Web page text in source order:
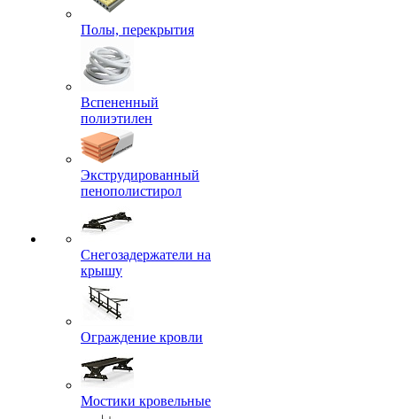
Полы, перекрытия
Вспененный
полиэтилен
Экструдированный
пенополистирол
Снегозадержатели на
крышу
Ограждение кровли
Мостики кровельные